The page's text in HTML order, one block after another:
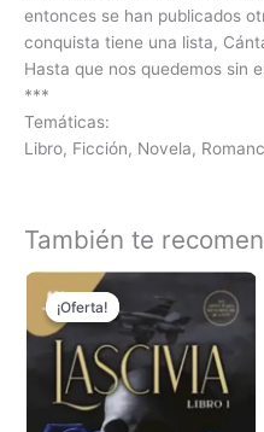
entonces se han publicados
conquista tiene una lista,
Hasta que nos quedemos sin
***
Temáticas:
Libro, Ficción, Novela,
También te
¡Oferta!
¡Oferta!
El
precio
original
₲ 130.000.
El
precio
actual
es:
₲ 80.000.